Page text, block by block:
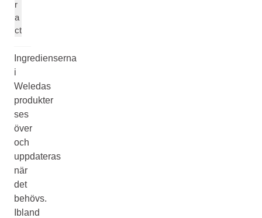
r
a
ct
Ingredienserna
i
Weledas
produkter
ses
över
och
uppdateras
när
det
behövs.
Ibland